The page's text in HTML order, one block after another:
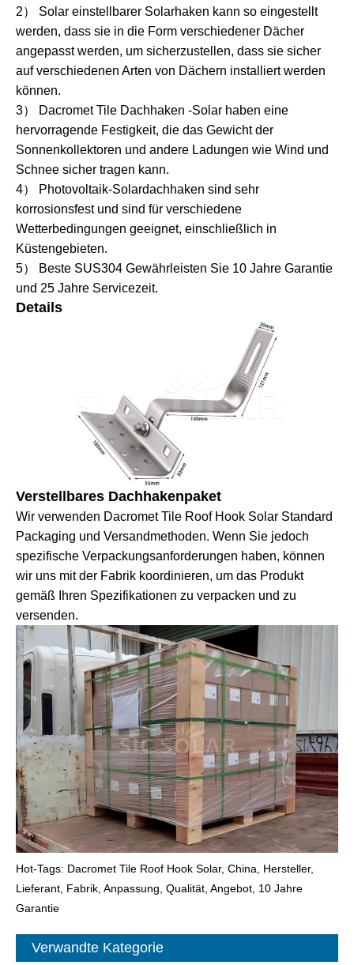
2） Solar einstellbarer Solarhaken kann so eingestellt
werden, dass sie in die Form verschiedener Dächer
angepasst werden, um sicherzustellen, dass sie sicher
auf verschiedenen Arten von Dächern installiert werden
können.
3） Dacromet Tile Dachhaken -Solar haben eine
hervorragende Festigkeit, die das Gewicht der
Sonnenkollektoren und andere Ladungen wie Wind und
Schnee sicher tragen kann.
4） Photovoltaik-Solardachhaken sind sehr
korrosionsfest und sind für verschiedene
Wetterbedingungen geeignet, einschließlich in
Küstengebieten.
5） Beste SUS304 Gewährleisten Sie 10 Jahre Garantie
und 25 Jahre Servicezeit.
Details
Verstellbares Dachhakenpaket
Wir verwenden Dacromet Tile Roof Hook Solar Standard
Packaging und Versandmethoden. Wenn Sie jedoch
spezifische Verpackungsanforderungen haben, können
wir uns mit der Fabrik koordinieren, um das Produkt
gemäß Ihren Spezifikationen zu verpacken und zu
versenden.
Hot-Tags: Dacromet Tile Roof Hook Solar, China, Hersteller,
Lieferant, Fabrik, Anpassung, Qualität, Angebot, 10 Jahre
Garantie
Verwandte Kategorie